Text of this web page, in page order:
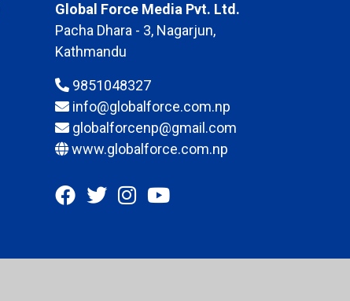
Global Force Media Pvt. Ltd.
Pacha Dhara - 3, Nagarjun,
Kathmandu
9851048327
info@globalforce.com.np
globalforcenp@gmail.com
www.globalforce.com.np